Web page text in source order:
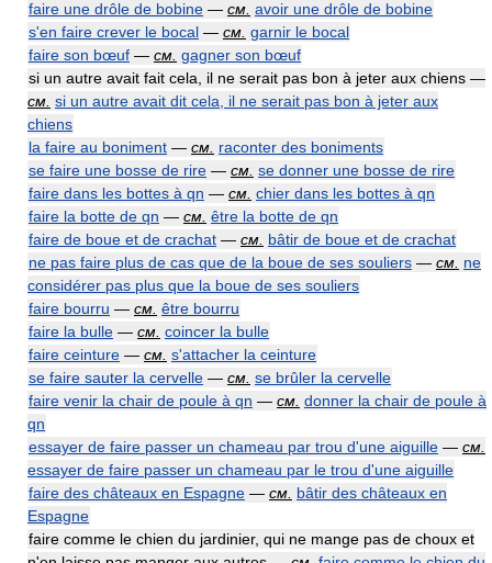
faire une drôle de bobine — см. avoir une drôle de bobine
s'en faire crever le bocal — см. garnir le bocal
faire son bœuf — см. gagner son bœuf
si un autre avait fait cela, il ne serait pas bon à jeter aux chiens —
см. si un autre avait dit cela, il ne serait pas bon à jeter aux
chiens
la faire au boniment — см. raconter des boniments
se faire une bosse de rire — см. se donner une bosse de rire
faire dans les bottes à qn — см. chier dans les bottes à qn
faire la botte de qn — см. être la botte de qn
faire de boue et de crachat — см. bâtir de boue et de crachat
ne pas faire plus de cas que de la boue de ses souliers — см. ne
considérer pas plus que la boue de ses souliers
faire bourru — см. être bourru
faire la bulle — см. coincer la bulle
faire ceinture — см. s'attacher la ceinture
se faire sauter la cervelle — см. se brûler la cervelle
faire venir la chair de poule à qn — см. donner la chair de poule à
qn
essayer de faire passer un chameau par trou d'une aiguille — см.
essayer de faire passer un chameau par le trou d'une aiguille
faire des châteaux en Espagne — см. bâtir des châteaux en
Espagne
faire comme le chien du jardinier, qui ne mange pas de choux et